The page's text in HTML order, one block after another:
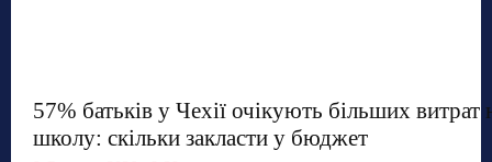
57% батьків у Чехії очікують більших витрат
школу: скільки закласти у бюджет